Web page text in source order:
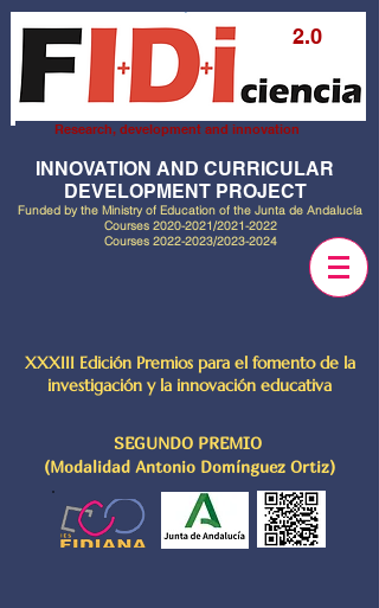
2.0
Research, development and innovation
INNOVATION AND CURRICULAR
DEVELOPMENT PROJECT
Funded by the Ministry of Education of the Junta de Andalucía
Courses 2020-2021/2021-2022
Courses 2022-2023/2023-2024
XXXIII Edición Premios para el fomento de la
investigación y la innovación educativa
SEGUNDO PREMIO
(Modalidad Antonio Domínguez Ortiz)